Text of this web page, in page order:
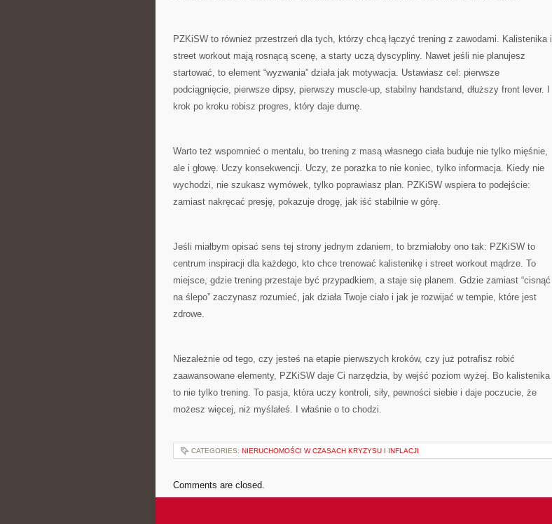
PZKiSW to również przestrzeń dla tych, którzy chcą łączyć trening z zawodami. Kalistenika i
street workout mają rosnącą scenę, a starty uczą dyscypliny. Nawet jeśli nie planujesz
startować, to element “wyzwania” działa jak motywacja. Ustawiasz cel: pierwsze
podciągnięcie, pierwsze dipsy, pierwszy muscle-up, stabilny handstand, dłuższy front lever. I
krok po kroku robisz progres, który daje dumę.
Warto też wspomnieć o mentalu, bo trening z masą własnego ciała buduje nie tylko mięśnie,
ale i głowę. Uczy konsekwencji. Uczy, że porażka to nie koniec, tylko informacja. Kiedy nie
wychodzi, nie szukasz wymówek, tylko poprawiasz plan. PZKiSW wspiera to podejście:
zamiast nakręcać presję, pokazuje drogę, jak iść stabilnie w górę.
Jeśli miałbym opisać sens tej strony jednym zdaniem, to brzmiałoby ono tak: PZKiSW to
centrum inspiracji dla każdego, kto chce trenować kalistenikę i street workout mądrze. To
miejsce, gdzie trening przestaje być przypadkiem, a staje się planem. Gdzie zamiast “cisnąć
na ślepo” zaczynasz rozumieć, jak działa Twoje ciało i jak je rozwijać w tempie, które jest
zdrowe.
Niezależnie od tego, czy jesteś na etapie pierwszych kroków, czy już potrafisz robić
zaawansowane elementy, PZKiSW daje Ci narzędzia, by wejść poziom wyżej. Bo kalistenika
to nie tylko trening. To pasja, która uczy kontroli, siły, pewności siebie i daje poczucie, że
możesz więcej, niż myślałeś. I właśnie o to chodzi.
CATEGORIES: NIERUCHOMOŚCI W CZASACH KRYZYSU I INFLACJI
Comments are closed.